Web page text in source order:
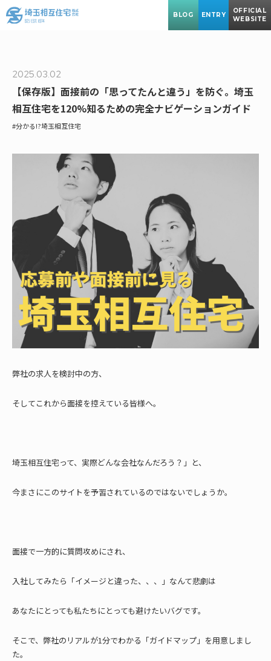
BLOG ENTRY
OFFICIAL
WEBSITE
2025.03.02
【保存版】面接前の「思ってたんと違う」を防ぐ。埼玉
相互住宅を120%知るための完全ナビゲーションガイド
#分かる!?埼玉相互住宅
弊社の求人を検討中の方、
そしてこれから面接を控えている皆様へ。
埼玉相互住宅って、実際どんな会社なんだろう？」と、
今まさにこのサイトを予習されているのではないでしょうか。
面接で一方的に質問攻めにされ、
入社してみたら「イメージと違った、、、」なんて悲劇は
あなたにとっても私たちにとっても避けたいバグです。
そこで、弊社のリアルが1分でわかる「ガイドマップ」を用意しまし
た。